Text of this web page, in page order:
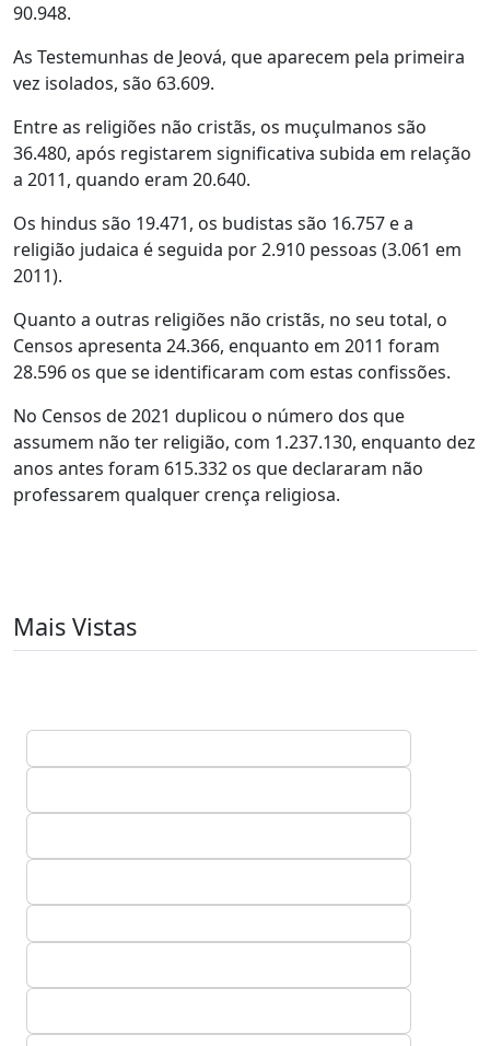
90.948.
As Testemunhas de Jeová, que aparecem pela primeira
vez isolados, são 63.609.
Entre as religiões não cristãs, os muçulmanos são
36.480, após registarem significativa subida em relação
a 2011, quando eram 20.640.
Os hindus são 19.471, os budistas são 16.757 e a
religião judaica é seguida por 2.910 pessoas (3.061 em
2011).
Quanto a outras religiões não cristãs, no seu total, o
Censos apresenta 24.366, enquanto em 2011 foram
28.596 os que se identificaram com estas confissões.
No Censos de 2021 duplicou o número dos que
assumem não ter religião, com 1.237.130, enquanto dez
anos antes foram 615.332 os que declararam não
professarem qualquer crença religiosa.
Mais Vistas